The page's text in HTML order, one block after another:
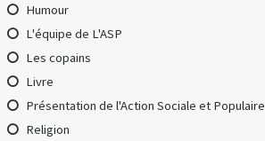
Humour
L'équipe de L'ASP
Les copains
Livre
Présentation de l'Action Sociale et Populaire
Religion